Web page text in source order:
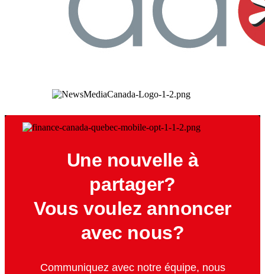
Une nouvelle à
partager?
Vous voulez annoncer
avec nous?
Communiquez avec notre équipe, nous